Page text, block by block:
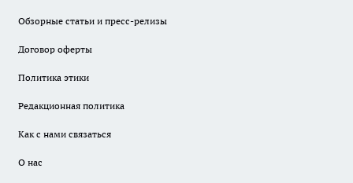
Обзорные статьи и пресс-релизы
Договор оферты
Политика этики
Редакционная политика
Как с нами связаться
О нас